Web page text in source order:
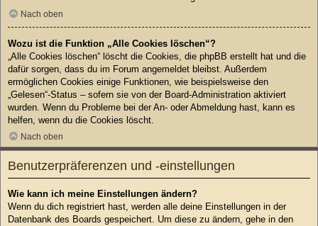
Nach oben
Wozu ist die Funktion „Alle Cookies löschen“?
„Alle Cookies löschen“ löscht die Cookies, die phpBB erstellt hat und die
dafür sorgen, dass du im Forum angemeldet bleibst. Außerdem
ermöglichen Cookies einige Funktionen, wie beispielsweise den
„Gelesen“-Status – sofern sie von der Board-Administration aktiviert
wurden. Wenn du Probleme bei der An- oder Abmeldung hast, kann es
helfen, wenn du die Cookies löscht.
Nach oben
Benutzerpräferenzen und -einstellungen
Wie kann ich meine Einstellungen ändern?
Wenn du dich registriert hast, werden alle deine Einstellungen in der
Datenbank des Boards gespeichert. Um diese zu ändern, gehe in den